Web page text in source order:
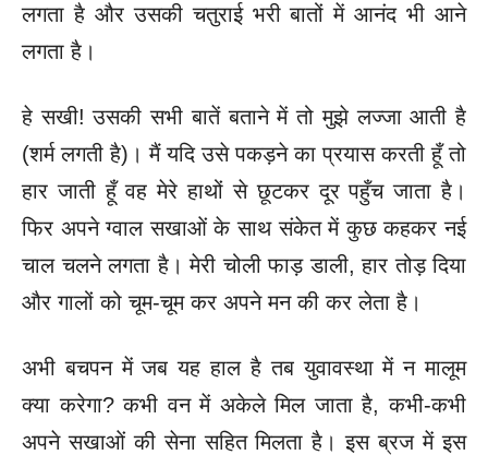
लगता है और उसकी चतुराई भरी बातों में आनंद भी आने
लगता है।
हे सखी! उसकी सभी बातें बताने में तो मुझे लज्जा आती है
(शर्म लगती है)। मैं यदि उसे पकड़ने का प्रयास करती हूँ तो
हार जाती हूँ वह मेरे हाथों से छूटकर दूर पहुँच जाता है।
फिर अपने ग्वाल सखाओं के साथ संकेत में कुछ कहकर नई
चाल चलने लगता है। मेरी चोली फाड़ डाली, हार तोड़ दिया
और गालों को चूम-चूम कर अपने मन की कर लेता है।
अभी बचपन में जब यह हाल है तब युवावस्था में न मालूम
क्या करेगा? कभी वन में अकेले मिल जाता है, कभी-कभी
अपने सखाओं की सेना सहित मिलता है। इस ब्रज में इस